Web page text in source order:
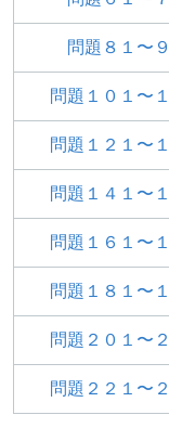
問題８１〜
問題１０１〜
問題１２１〜
問題１４１〜
問題１６１〜
問題１８１〜
問題２０１〜
問題２２１〜